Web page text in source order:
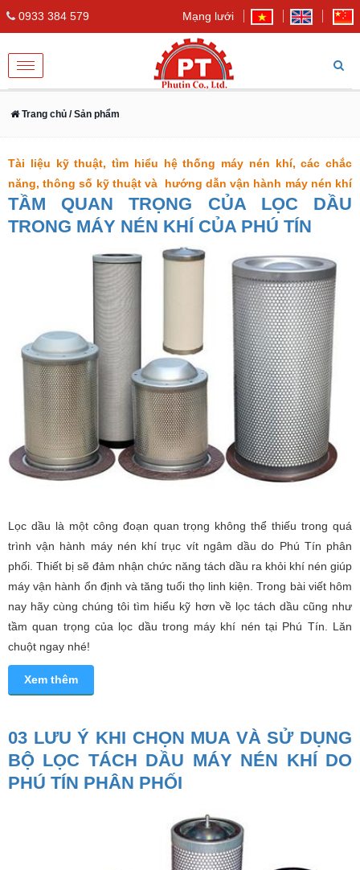
0933 384 579 Mạng lưới
Toggle
navigation
Trang chủ / Sản phẩm
Tài liệu kỹ thuật, tìm hiểu hệ thống máy nén khí, các chắc
năng, thông số kỹ thuật và hướng dẫn vận hành máy nén khí
TẦM QUAN TRỌNG CỦA LỌC DẦU
TRONG MÁY NÉN KHÍ CỦA PHÚ TÍN
Lọc dầu là một công đoạn quan trọng không thể thiếu trong quá
trình vận hành máy nén khí trục vít ngâm dầu do Phú Tín phân
phối. Thiết bị sẽ đảm nhận chức năng tách dầu ra khỏi khí nén giúp
máy vận hành ổn định và tăng tuổi thọ linh kiện. Trong bài viết hôm
nay hãy cùng chúng tôi tìm hiểu kỹ hơn về lọc tách dầu cũng như
tầm quan trọng của lọc dầu trong máy khí nén tại Phú Tín. Lăn
chuột ngay nhé!
Xem thêm
03 LƯU Ý KHI CHỌN MUA VÀ SỬ DỤNG
BỘ LỌC TÁCH DẦU MÁY NÉN KHÍ DO
PHÚ TÍN PHÂN PHỐI